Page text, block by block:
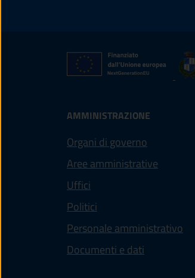
AMMINISTRAZIONE
Organi di governo
Aree amministrative
Uffici
Politici
Personale amministrativo
Documenti e dati